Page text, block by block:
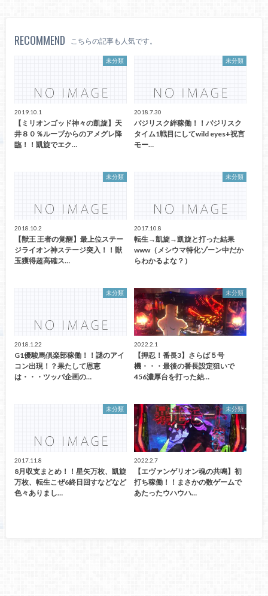
RECOMMEND こちらの記事も人気です。
未分類
2019.10.1
【ミリオンゴッド神々の凱旋】天
井８０％ループからのアメグレ降
臨！！凱旋でエク…
未分類
2018.7.30
バジリスク絆稼働！！バジリスク
タイム1戦目にしてwild eyes+祝言
モー…
未分類
2018.10.2
【獣王 王者の覚醒】最上位ステー
ジライオン神ステージ突入！！獣
玉獲得超高確ス…
未分類
2017.10.8
転生→凱旋→凱旋と打った結果
www（メシウマ特化ゾーン中だか
らわかるよな？）
未分類
2018.1.22
G1優駿馬倶楽部稼働！！謎のアイ
コン出現！？果たして恩恵
は・・・ツッパ企画の…
未分類
2022.2.1
【押忍！番長3】さらば５号
機・・・最後の番長設定狙いで
456濃厚台を打った結…
未分類
2017.11.8
8月収支まとめ！！星矢万枚、凱旋
万枚、転生こぜ6終日回すなどなど
色々ありまし…
未分類
2022.2.7
【エヴァンゲリオン魂の共鳴】初
打ち稼働！！まさかの数ゲームで
あたったウハウハ…